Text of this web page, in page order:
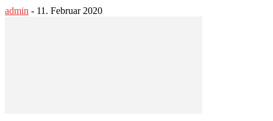
admin - 11. Februar 2020